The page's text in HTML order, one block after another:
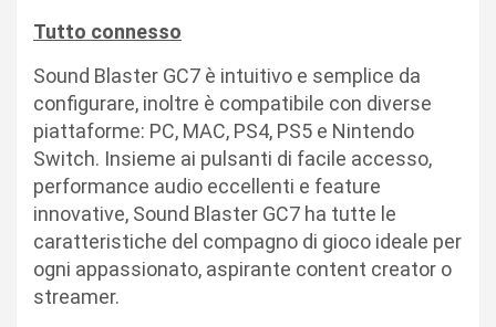
Tutto connesso
Sound Blaster GC7 è intuitivo e semplice da
configurare, inoltre è compatibile con diverse
piattaforme: PC, MAC, PS4, PS5 e Nintendo
Switch. Insieme ai pulsanti di facile accesso,
performance audio eccellenti e feature
innovative, Sound Blaster GC7 ha tutte le
caratteristiche del compagno di gioco ideale per
ogni appassionato, aspirante content creator o
streamer.